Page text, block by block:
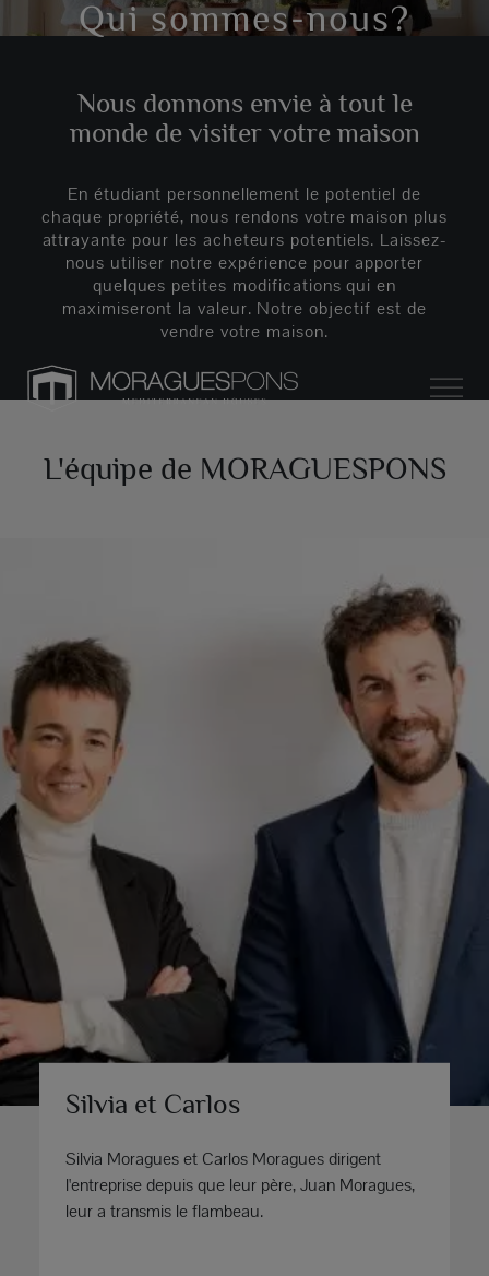
Qui sommes-nous?
Nous donnons envie à tout le
monde de visiter votre maison
En étudiant personnellement le potentiel de
chaque propriété, nous rendons votre maison plus
attrayante pour les acheteurs potentiels. Laissez-
nous utiliser notre expérience pour apporter
quelques petites modifications qui en
maximiseront la valeur. Notre objectif est de
vendre votre maison.
L'équipe de MORAGUESPONS
Silvia et Carlos
Silvia Moragues et Carlos Moragues dirigent
l'entreprise depuis que leur père, Juan Moragues,
leur a transmis le flambeau.